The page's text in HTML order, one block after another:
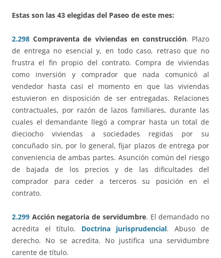
Estas son las 43 elegidas del Paseo de este mes:
2.298 Compraventa de viviendas en construcción. Plazo
de entrega no esencial y, en todo caso, retraso que no
frustra el fin propio del contrato. Compra de viviendas
como inversión y comprador que nada comunicó al
vendedor hasta casi el momento en que las viviendas
estuvieron en disposición de ser entregadas. Relaciones
contractuales, por razón de lazos familiares, durante las
cuales el demandante llegó a comprar hasta un total de
dieciocho viviendas a sociedades regidas por su
concuñado sin, por lo general, fijar plazos de entrega por
conveniencia de ambas partes. Asunción común del riesgo
de bajada de los precios y de las dificultades del
comprador para ceder a terceros su posición en el
contrato.
2.299 Acción negatoria de servidumbre. El demandado no
acredita el título. Doctrina jurisprudencial. Abuso de
derecho. No se acredita. No justifica una servidumbre
carente de título.